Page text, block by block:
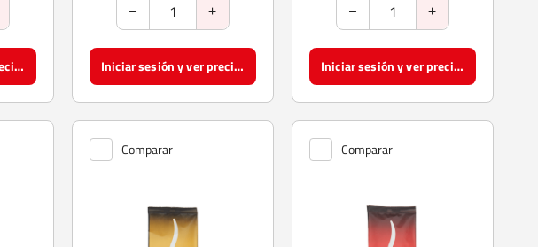
Iniciar sesión y ver precios Iniciar sesión y ver precios Iniciar sesión y ver precios
Comparar Comparar